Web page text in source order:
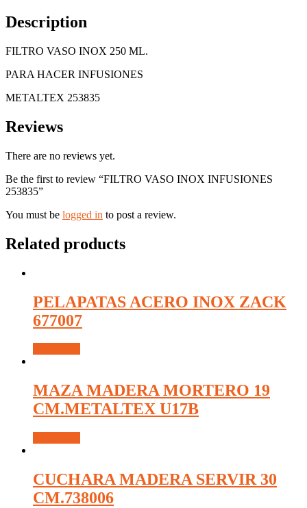
Description
FILTRO VASO INOX 250 ML.
PARA HACER INFUSIONES
METALTEX 253835
Reviews
There are no reviews yet.
Be the first to review “FILTRO VASO INOX INFUSIONES
253835”
You must be logged in to post a review.
Related products
PELAPATAS ACERO INOX ZACK
677007
MAZA MADERA MORTERO 19
CM.METALTEX U17B
CUCHARA MADERA SERVIR 30
CM.738006